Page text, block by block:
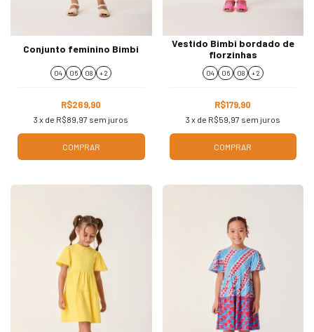
Conjunto feminino Bimbi
04 06 08 + 2
R$269,90
3 x de R$89,97 sem juros
COMPRAR
Vestido Bimbi bordado de
florzinhas
04 06 08 + 2
R$179,90
3 x de R$59,97 sem juros
COMPRAR